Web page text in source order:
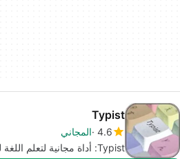
Typist
4.6 المجاني
Typist: أداة مجانية لتعلم اللغة لنظام ماك